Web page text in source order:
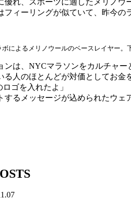
フィーリングが似ていて、昨今
ボによるメリノウールのベースレイヤー
ンは、NYCマラソンをカルチャー
る人のほとんどが対価としてお
ゴを入れたよ」
するメッセージが込められたウ